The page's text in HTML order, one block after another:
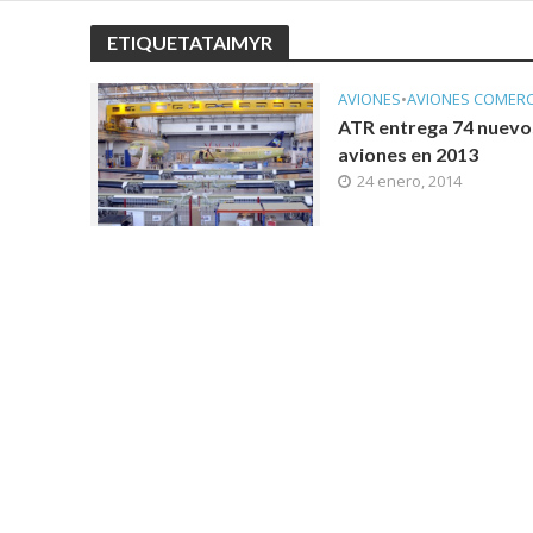
ETIQUETATAIMYR
AVIONES•AVIONES
ATR entrega 74
aviones en 2013
24 enero, 2014